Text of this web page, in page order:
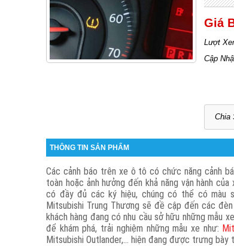
Giá
Lượt
Cập
Chia
THÔNG TIN SẢN PHẨM
Các cảnh báo trên xe ô tô có chức năng cảnh
toàn hoặc ảnh hưởng đến khả năng vận hành
có đầy đủ các ký hiệu, chúng có thể có màu
Mitsubishi Trung Thương sẽ đề cập đến các
khách hàng đang có nhu cầu sở hữu những mẫu
để khám phá, trải nghiệm những mẫu xe như:
Mitsubishi Outlander,... hiện đang được trưng bày